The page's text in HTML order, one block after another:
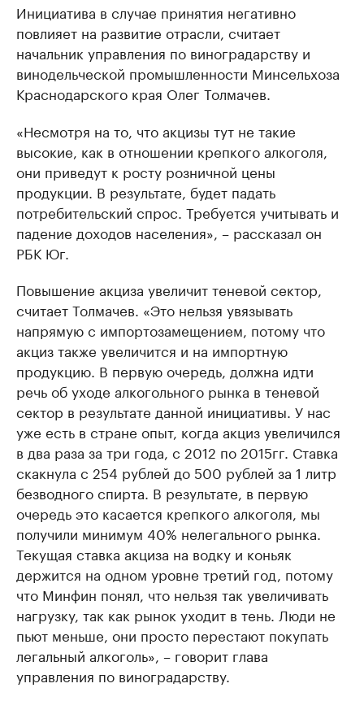
Инициатива в случае принятия негативно
повлияет на развитие отрасли, считает
начальник управления по виноградарству и
винодельческой промышленности Минсельхоза
Краснодарского края Олег Толмачев.
«Несмотря на то, что акцизы тут не такие
высокие, как в отношении крепкого алкоголя,
они приведут к росту розничной цены
продукции. В результате, будет падать
потребительский спрос. Требуется учитывать и
падение доходов населения», – рассказал он
РБК Юг.
Повышение акциза увеличит теневой сектор,
считает Толмачев. «Это нельзя увязывать
напрямую с импортозамещением, потому что
акциз также увеличится и на импортную
продукцию. В первую очередь, должна идти
речь об уходе алкогольного рынка в теневой
сектор в результате данной инициативы. У нас
уже есть в стране опыт, когда акциз увеличился
в два раза за три года, с 2012 по 2015гг. Ставка
скакнула с 254 рублей до 500 рублей за 1 литр
безводного спирта. В результате, в первую
очередь это касается крепкого алкоголя, мы
получили минимум 40% нелегального рынка.
Текущая ставка акциза на водку и коньяк
держится на одном уровне третий год, потому
что Минфин понял, что нельзя так увеличивать
нагрузку, так как рынок уходит в тень. Люди не
пьют меньше, они просто перестают покупать
легальный алкоголь», – говорит глава
управления по виноградарству.